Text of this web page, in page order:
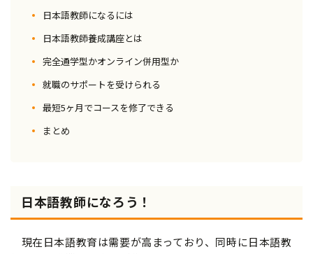
日本語教師になるには
日本語教師養成講座とは
完全通学型かオンライン併用型か
就職のサポートを受けられる
最短5ヶ月でコースを修了できる
まとめ
日本語教師になろう！
現在日本語教育は需要が高まっており、同時に日本語教